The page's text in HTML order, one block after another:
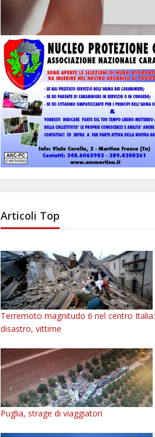
Articoli Top
Terremoto magnitudo 6 nel centro Italia:
disastro, vittime
Puglia, strage di viaggiatori